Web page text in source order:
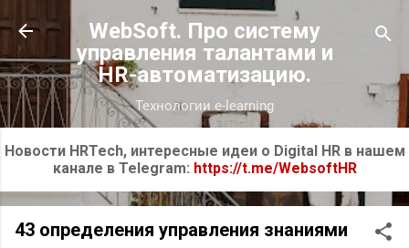
К основному контенту
WebSoft. Про систему
управления талантами и
HR-автоматизацию.
Технологии e-learning
Новости HRTech, интересные идеи о Digital HR в нашем
канале в Telegram: https://t.me/WebsoftHR
43 определения управления знаниями